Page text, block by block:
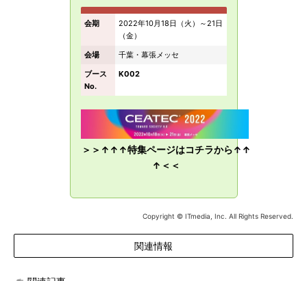
会期
2022年10月18日（火）～21日
（金）
会場
千葉・幕張メッセ
ブース
No.
K002
＞＞↑↑↑特集ページはコチラから↑↑
↑＜＜
Copyright © ITmedia, Inc. All Rights Reserved.
関連情報